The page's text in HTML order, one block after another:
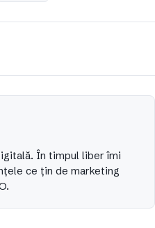
În timpul liber îmi
ce țin de marketing